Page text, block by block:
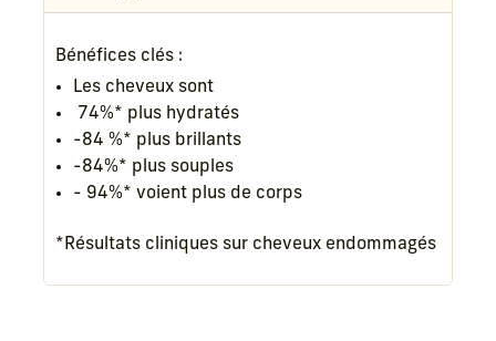
Bénéfices clés :
Les cheveux sont
74%* plus hydratés
-84 %* plus brillants
-84%* plus souples
- 94%* voient plus de corps
*Résultats cliniques sur cheveux endommagés